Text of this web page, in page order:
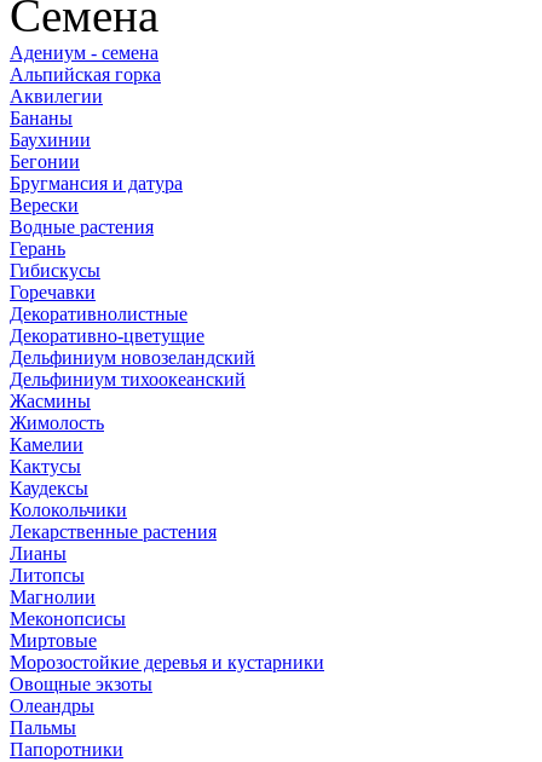
Семена
Адениум - семена
Альпийская горка
Аквилегии
Бананы
Баухинии
Бегонии
Бругмансия и датура
Верески
Водные растения
Герань
Гибискусы
Горечавки
Декоративнолистные
Декоративно-цветущие
Дельфиниум новозеландский
Дельфиниум тихоокеанский
Жасмины
Жимолость
Камелии
Кактусы
Каудексы
Колокольчики
Лекарственные растения
Лианы
Литопсы
Магнолии
Меконопсисы
Миртовые
Морозостойкие деревья и кустарники
Овощные экзоты
Олеандры
Пальмы
Папоротники